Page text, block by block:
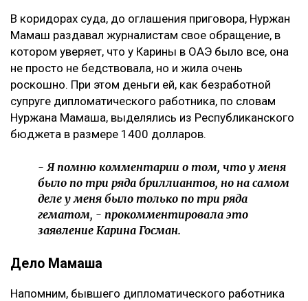
В коридорах суда, до оглашения приговора, Нуржан
Мамаш раздавал журналистам свое обращение, в
котором уверяет, что у Карины в ОАЭ было все, она
не просто не бедствовала, но и жила очень
роскошно. При этом деньги ей, как безработной
супруге дипломатического работника, по словам
Нуржана Мамаша, выделялись из Республиканского
бюджета в размере 1400 долларов.
- Я помню комментарии о том, что у меня
было по три ряда бриллиантов, но на самом
деле у меня было только по три ряда
гематом, - прокомментировала это
заявление Карина Госман.
Дело Мамаша
Напомним, бывшего дипломатического работника